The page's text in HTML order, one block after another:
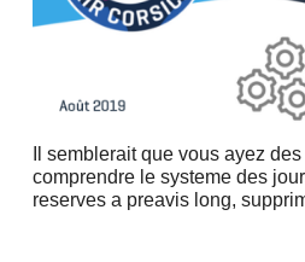
Il semblerait que vous ayez
comprendre le systeme des
reserves a preavis long,